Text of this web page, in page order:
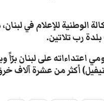
الوطنية للإعلام في
رب تلاتين.
اعتداءاته على لبنان
أكثر من عشرة آلاف